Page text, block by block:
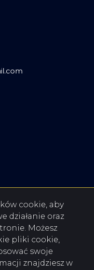
cookie, aby
działanie oraz
Możesz
pliki cookie,
swoje
znajdziesz w